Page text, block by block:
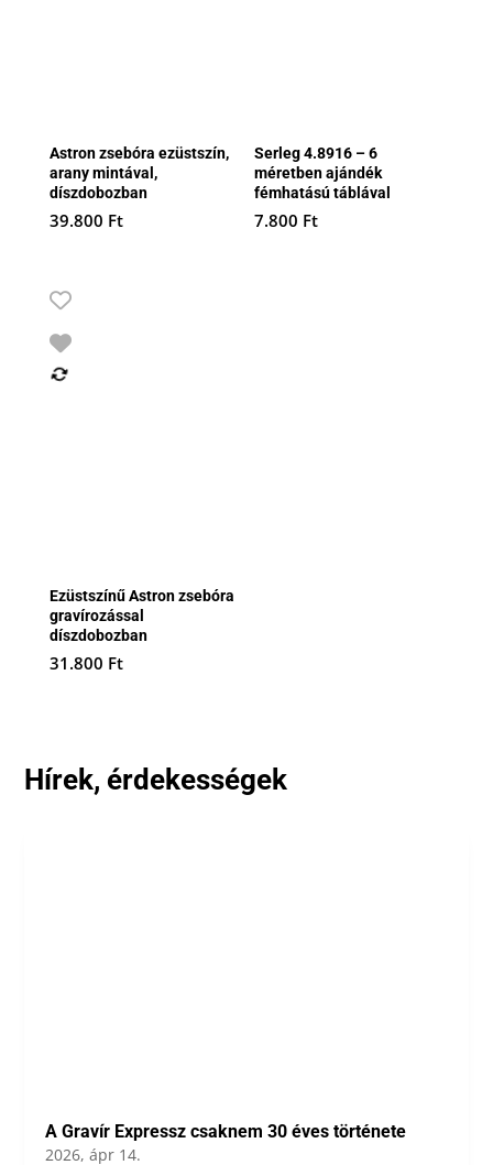
Astron zsebóra ezüstszín,
arany mintával,
díszdobozban
39.800 Ft
Serleg 4.8916 – 6
méretben ajándék
fémhatású táblával
7.800 Ft
Ezüstszínű Astron zsebóra
gravírozással
díszdobozban
31.800 Ft
Hírek, érdekességek
A Gravír Expressz csaknem 30 éves története
2026, ápr 14.